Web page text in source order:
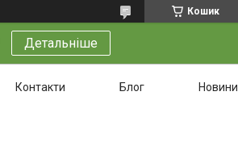
Кошик
Детальніше
Контакти Блог Новини